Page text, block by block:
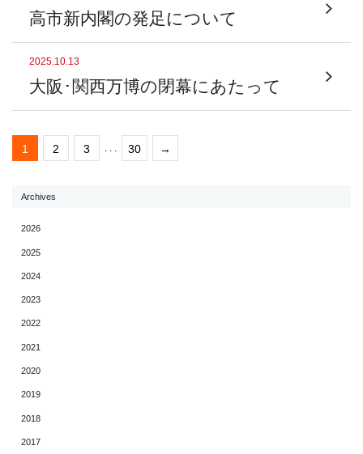
高市新内閣の発足について
2025.10.13
大阪･関西万博の閉幕にあたって
1 2 3 30 →
Archives
2026
2025
2024
2023
2022
2021
2020
2019
2018
2017